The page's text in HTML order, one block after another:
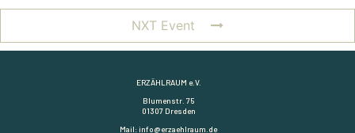
NXT Event
ERZÄHLRAUM e.V.
Blumenstr. 75
01307 Dresden
Mail: info@erzaehlraum.de